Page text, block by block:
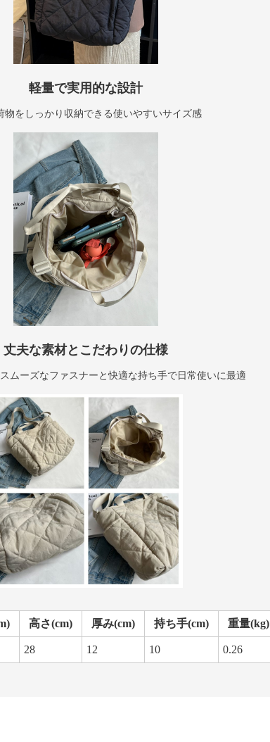
軽量で実用的な設計
物をしっかり収納できる使いやすいサイズ感
丈夫な素材とこだわりの仕様
ムーズなファスナーと快適な持ち手で日常使いに最適
高さ(cm) 厚み(cm) 持ち手(cm) 重量(kg)
28 12 10 0.26